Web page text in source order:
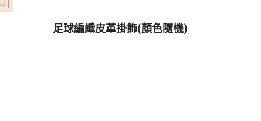
足球編織皮革掛飾(顏色隨機)